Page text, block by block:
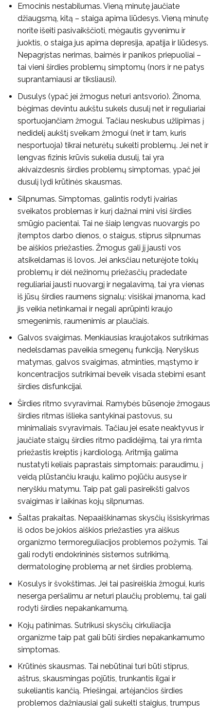
Emocinis nestabilumas. Vieną minutę jaučiate
džiaugsmą, kitą – staiga apima liūdesys. Vieną minutę
norite išeiti pasivaikščioti, mėgautis gyvenimu ir
juoktis, o staiga jus apima depresija, apatija ir liūdesys.
Nepagrįstas nerimas, baimės ir panikos priepuoliai –
tai vieni širdies problemų simptomų (nors ir ne patys
suprantamiausi ar tiksliausi).
Dusulys (ypač jei žmogus neturi antsvorio). Žinoma,
bėgimas devintu aukštu sukels dusulį net ir reguliariai
sportuojančiam žmogui. Tačiau neskubus užlipimas į
nedidelį aukštį sveikam žmogui (net ir tam, kuris
nesportuoja) tikrai neturėtų sukelti problemų. Jei net ir
lengvas fizinis krūvis sukelia dusulį, tai yra
akivaizdesnis širdies problemų simptomas, ypač jei
dusulį lydi krūtinės skausmas.
Silpnumas. Simptomas, galintis rodyti įvairias
sveikatos problemas ir kurį dažnai mini visi širdies
smūgio pacientai. Tai ne šiaip lengvas nuovargis po
įtemptos darbo dienos, o staigus, stiprus silpnumas
be aiškios priežasties. Žmogus gali jį jausti vos
atsikeldamas iš lovos. Jei anksčiau neturėjote tokių
problemų ir dėl nežinomų priežasčių pradedate
reguliariai jausti nuovargį ir negalavimą, tai yra vienas
iš jūsų širdies raumens signalų: visiškai įmanoma, kad
jis veikia netinkamai ir negali aprūpinti kraujo
smegenimis, raumenimis ar plaučiais.
Galvos svaigimas. Menkiausias kraujotakos sutrikimas
nedelsdamas paveikia smegenų funkciją. Neryškus
matymas, galvos svaigimas, atminties, mąstymo ir
koncentracijos sutrikimai beveik visada stebimi esant
širdies disfunkcijai.
Širdies ritmo svyravimai. Ramybės būsenoje žmogaus
širdies ritmas išlieka santykinai pastovus, su
minimaliais svyravimais. Tačiau jei esate neaktyvus ir
jaučiate staigų širdies ritmo padidėjimą, tai yra rimta
priežastis kreiptis į kardiologą. Aritmiją galima
nustatyti keliais paprastais simptomais: paraudimu, į
veidą plūstančiu krauju, kalimo pojūčiu ausyse ir
neryškiu matymu. Taip pat gali pasireikšti galvos
svaigimas ir laikinas kojų silpnumas.
Šaltas prakaitas. Nepaaiškinamas skysčių išsiskyrimas
iš odos be jokios aiškios priežasties yra aiškus
organizmo termoreguliacijos problemos požymis. Tai
gali rodyti endokrininės sistemos sutrikimą,
dermatologinę problemą ar net širdies problemą.
Kosulys ir švokštimas. Jei tai pasireiškia žmogui, kuris
neserga peršalimu ar neturi plaučių problemų, tai gali
rodyti širdies nepakankamumą.
Kojų patinimas. Sutrikusi skysčių cirkuliacija
organizme taip pat gali būti širdies nepakankamumo
simptomas.
Krūtinės skausmas. Tai nebūtinai turi būti stiprus,
aštrus, skausmingas pojūtis, trunkantis ilgai ir
sukeliantis kančią. Priešingai, artėjančios širdies
problemos dažniausiai gali sukelti staigius, trumpus